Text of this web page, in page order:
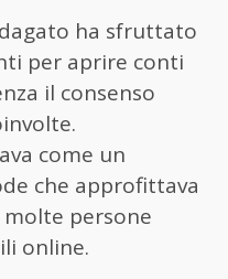
ha sfruttato
per aprire conti
il consenso
come un
che approfittava
molte persone
online.